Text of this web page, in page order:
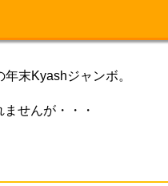
末Kyashジャンボ。
せんが・・・